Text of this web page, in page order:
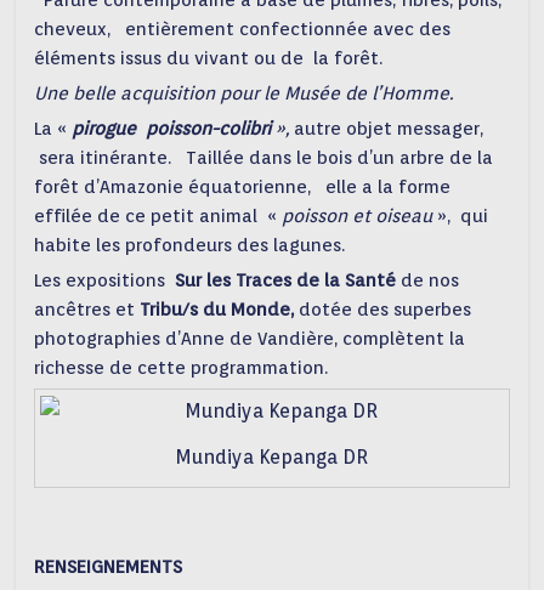
cheveux, entièrement confectionnée avec des
éléments issus du vivant ou de la forêt.
Une belle acquisition pour le Musée de l’Homme.
La « pirogue poisson-colibri», autre objet messager,
sera itinérante. Taillée dans le bois d’un arbre de la
forêt d’Amazonie équatorienne, elle a la forme
effilée de ce petit animal « poisson et oiseau», qui
habite les profondeurs des lagunes.
Les expositionsSur les Traces de la Santé de nos
ancêtres et Tribu/s du Monde, dotée des superbes
photographies d’Anne de Vandière, complètent la
richesse de cette programmation.
Mundiya Kepanga DR
RENSEIGNEMENTS